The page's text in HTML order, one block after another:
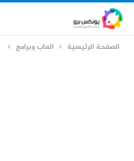
الصفحة الرئيسية العاب وبرامج